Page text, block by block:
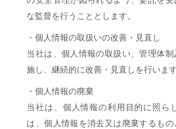
な監督を行うこととします。
・個人情報の取扱いの改善・見直し
当社は、個人情報の取扱い、管理体
施し、継続的に改善・見直しを行います
・個人情報の廃棄
当社は、個人情報の利用目的に照ら
は、個人情報を消去又は廃棄するもの